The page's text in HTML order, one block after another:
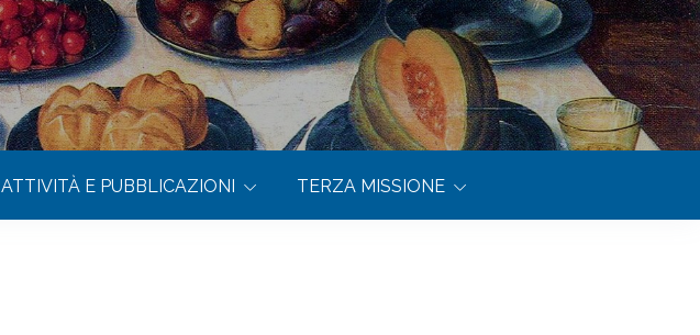
ATTIVITÀ E PUBBLICAZIONI TERZA MISSIONE